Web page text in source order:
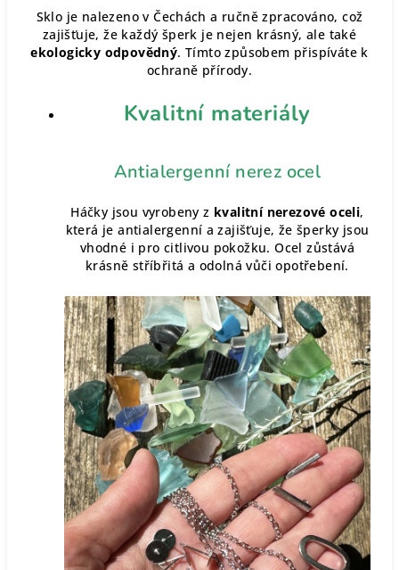
Sklo je nalezeno v Čechách a ručně zpracováno, což
zajišťuje, že každý šperk je nejen krásný, ale také
ekologicky odpovědný. Tímto způsobem přispíváte k
ochraně přírody.
Kvalitní materiály
Antialergenní nerez ocel
Háčky jsou vyrobeny z kvalitní nerezové oceli,
která je antialergenní a zajišťuje, že šperky jsou
vhodné i pro citlivou pokožku. Ocel zůstává
krásně stříbřitá a odolná vůči opotřebení.